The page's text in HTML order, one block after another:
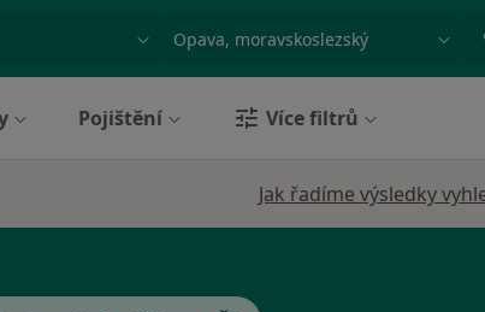
Pojištění Více filtrů
Jak řadíme výsledky